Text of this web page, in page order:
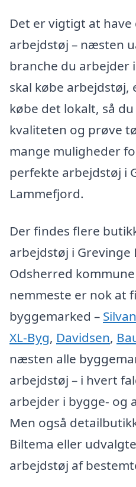
Det er vigtigt at
arbejdstøj – næsten
branche du arbejder
skal købe arbejdstøj,
købe det lokalt, så
kvaliteten og prøve
mange muligheder
perfekte arbejdstøj i
Lammefjord.
Der findes flere
arbejdstøj i Grevinge
Odsherred
nemmeste er nok at
byggemarked – Silvan
XL-Byg, Davidsen,
næsten alle
arbejdstøj – i hvert
arbejder i bygge- og
Men også
Biltema eller
arbejdstøj af